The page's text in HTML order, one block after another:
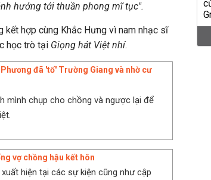
hưởng tới thuần phong mĩ tục".
kết hợp cùng Khắc Hưng vì nam nhạc sĩ
học trò tại Giọng hát Việt nhí.
đã 'tố' Trường Giang và nhờ cư
mình chụp cho chồng và ngược lại để
vợ chồng hậu kết hôn
hiện tại các sự kiện cũng như cập